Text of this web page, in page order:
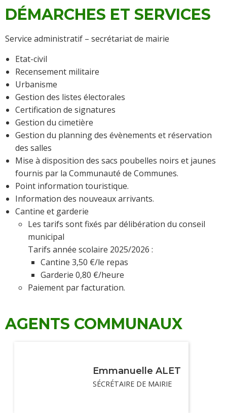
DÉMARCHES ET SERVICES
Service administratif – secrétariat de mairie
Etat-civil
Recensement militaire
Urbanisme
Gestion des listes électorales
Certification de signatures
Gestion du cimetière
Gestion du planning des évènements et réservation
des salles
Mise à disposition des sacs poubelles noirs et jaunes
fournis par la Communauté de Communes.
Point information touristique.
Information des nouveaux arrivants.
Cantine et garderie
Les tarifs sont fixés par délibération du conseil
municipal
Tarifs année scolaire 2025/2026 :
Cantine 3,50 €/le repas
Garderie 0,80 €/heure
Paiement par facturation.
AGENTS COMMUNAUX
Emmanuelle ALET
SÉCRÉTAIRE DE MAIRIE